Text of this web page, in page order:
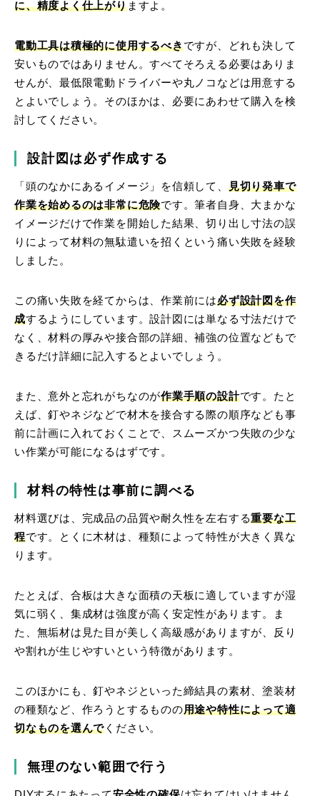
に、精度よく仕上がりますよ。
電動工具は積極的に使用するべきですが、どれも決して
安いものではありません。すべてそろえる必要はありま
せんが、最低限電動ドライバーや丸ノコなどは用意する
とよいでしょう。そのほかは、必要にあわせて購入を検
討してください。
設計図は必ず作成する
「頭のなかにあるイメージ」を信頼して、 見切り発車で
作業を始めるのは非常に危険です。筆者自身、大まかな
イメージだけで作業を開始した結果、切り出し寸法の誤
りによって材料の無駄遣いを招くという痛い失敗を経験
しました。
この痛い失敗を経てからは、作業前には必ず設計図を作
成するようにしています。設計図には単なる寸法だけで
なく、材料の厚みや接合部の詳細、補強の位置などもで
きるだけ詳細に記入するとよいでしょう。
また、意外と忘れがちなのが作業手順の設計です。たと
えば、釘やネジなどで材木を接合する際の順序なども事
前に計画に入れておくことで、スムーズかつ失敗の少な
い作業が可能になるはずです。
材料の特性は事前に調べる
材料選びは、完成品の品質や耐久性を左右する重要な工
程です。とくに木材は、種類によって特性が大きく異な
ります。
たとえば、合板は大きな面積の天板に適していますが湿
気に弱く、集成材は強度が高く安定性があります。ま
た、無垢材は見た目が美しく高級感がありますが、反り
や割れが生じやすいという特徴があります。
このほかにも、釘やネジといった締結具の素材、塗装材
の種類など、作ろうとするものの用途や特性によって適
切なものを選んで ください。
無理のない範囲で行う